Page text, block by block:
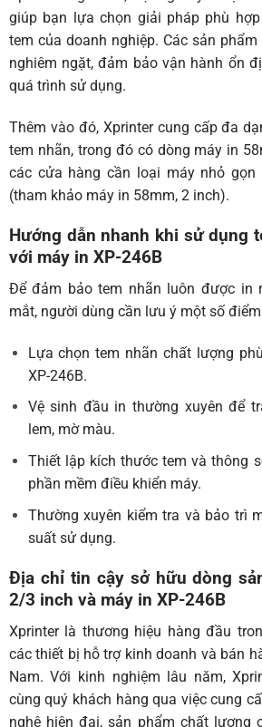
giúp bạn lựa chọn giải pháp phù
tem của doanh nghiệp. Các sản
nghiêm ngặt, đảm bảo vận hành ổn
quá trình sử dụng.
Thêm vào đó, Xprinter cung cấp đa
tem nhãn, trong đó có dòng máy in
các cửa hàng cần loại máy nhỏ gọn
(tham khảo máy in 58mm, 2 inch).
Hướng dẫn nhanh khi sử dụng
với máy in XP-246B
Để đảm bảo tem nhãn luôn được in
mắt, người dùng cần lưu ý một số
Lựa chọn tem nhãn chất lượng
XP-246B.
Vệ sinh đầu in thường xuyên để
lem, mờ màu.
Thiết lập kích thước tem và thông
phần mềm điều khiển máy.
Thường xuyên kiểm tra và bảo trì
suất sử dụng.
Địa chỉ tin cậy sở hữu dòng
2/3 inch và máy in XP-246B
Xprinter là thương hiệu hàng đầu
các thiết bị hỗ trợ kinh doanh và bán
Nam. Với kinh nghiệm lâu năm,
cùng quý khách hàng qua việc cung
nghệ hiện đại, sản phẩm chất lượng